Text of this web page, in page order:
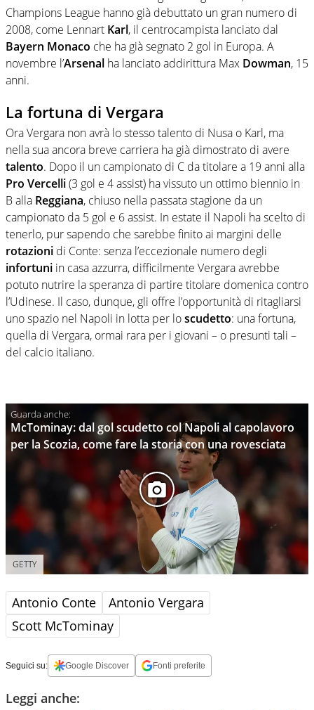
Champions League hanno già debuttato un gran numero di
2008, come Lennart Karl, il centrocampista lanciato dal
Bayern Monaco che ha già segnato 2 gol in Europa. A
novembre l’Arsenal ha lanciato addirittura Max Dowman, 15
anni.
La fortuna di Vergara
Ora Vergara non avrà lo stesso talento di Nusa o Karl, ma
nella sua ancora breve carriera ha già dimostrato di avere
talento. Dopo il un campionato di C da titolare a 19 anni alla
Pro Vercelli(3 gol e 4 assist) ha vissuto un ottimo biennio in
B alla Reggiana, chiuso nella passata stagione da un
campionato da 5 gol e 6 assist. In estate il Napoli ha scelto di
tenerlo, pur sapendo che sarebbe finito ai margini delle
rotazioni di Conte: senza l’eccezionale numero degli
infortuni in casa azzurra, difficilmente Vergara avrebbe
potuto nutrire la speranza di partire titolare domenica contro
l’Udinese. Il caso, dunque, gli offre l’opportunità di ritagliarsi
uno spazio nel Napoli in lotta per loscudetto: una fortuna,
quella di Vergara, ormai rara per i giovani – o presunti tali –
del calcio italiano.
McTominay: dal gol scudetto col Napoli al capolavoro
per la Scozia, come fare la storia con una rovesciata
GETTY
Antonio Conte
Antonio Vergara
Scott McTominay
Seguici su: Google Discover Fonti preferite
Leggi anche: